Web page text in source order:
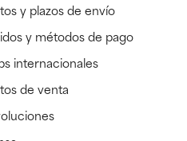
y plazos de envío
y métodos de pago
internacionales
de venta